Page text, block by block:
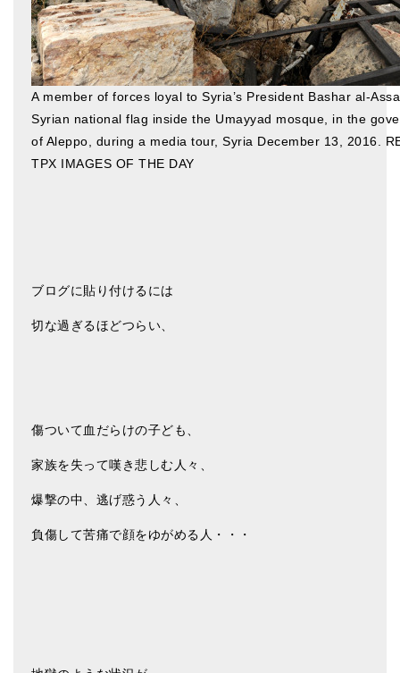
アウトレット
オリジナルグッズ
神々とつながるジュエリー
ロゴステッカー・ポストカード各種
シンギングボウル講座
初級講座
上級講座
ビギナー講師・養成講座
アマナマナとは
About Us
A member of forces loyal to Syria’s President Bashar al-
Syrian national flag inside the Umayyad mosque, in the
of Aleppo, during a media tour, Syria December 13, 2016.
TPX IMAGES OF THE DAY
ブログに貼り付けるには
切な過ぎるほどつらい、
傷ついて血だらけの子ども、
家族を失って嘆き悲しむ人々、
爆撃の中、逃げ惑う人々、
負傷して苦痛で顔をゆがめる人・・・